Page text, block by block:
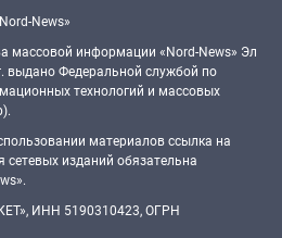
News»
массовой информации «Nord-News» Эл
выдано Федеральной службой по
технологий и массовых
материалов ссылка на
сетевых изданий обязательна
ИНН 5190310423, ОГРН